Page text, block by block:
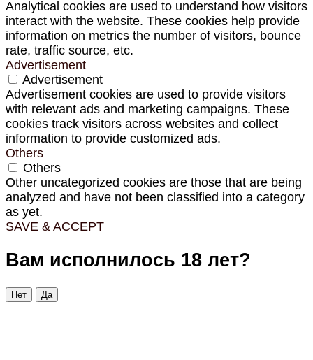
Analytical cookies are used to understand how visitors
interact with the website. These cookies help provide
information on metrics the number of visitors, bounce
rate, traffic source, etc.
Advertisement
Advertisement
Advertisement cookies are used to provide visitors
with relevant ads and marketing campaigns. These
cookies track visitors across websites and collect
information to provide customized ads.
Others
Others
Other uncategorized cookies are those that are being
analyzed and have not been classified into a category
as yet.
SAVE & ACCEPT
Вам исполнилось 18 лет?
Нет Да